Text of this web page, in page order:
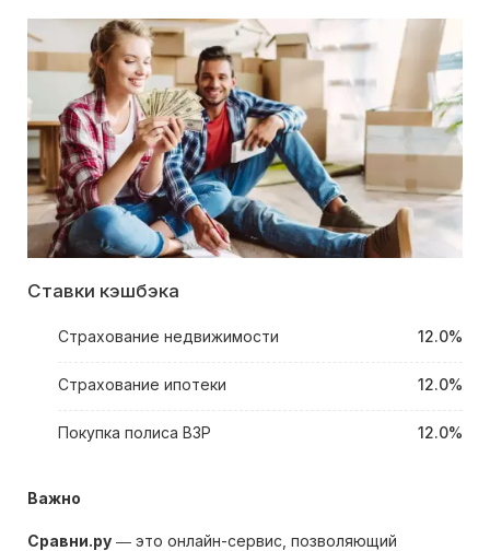
Ставки кэшбэка
Страхование недвижимости 12.0%
Страхование ипотеки 12.0%
Покупка полиса ВЗР 12.0%
Важно
Сравни.ру ― это онлайн-сервис, позволяющий